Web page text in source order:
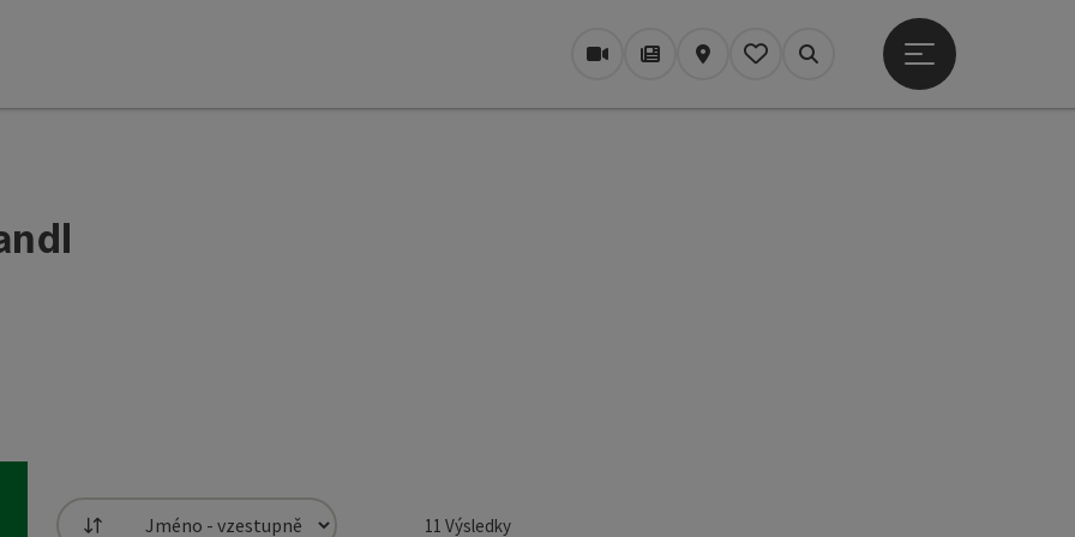
Webové kamery
Časopis/Blog
MapaZapamatované
Vyhledávání
Otevřít hlavní
11 Výsledky